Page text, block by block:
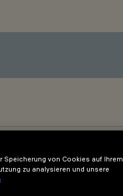
Speicherung von Cookies auf Ihrem
zu analysieren und unsere